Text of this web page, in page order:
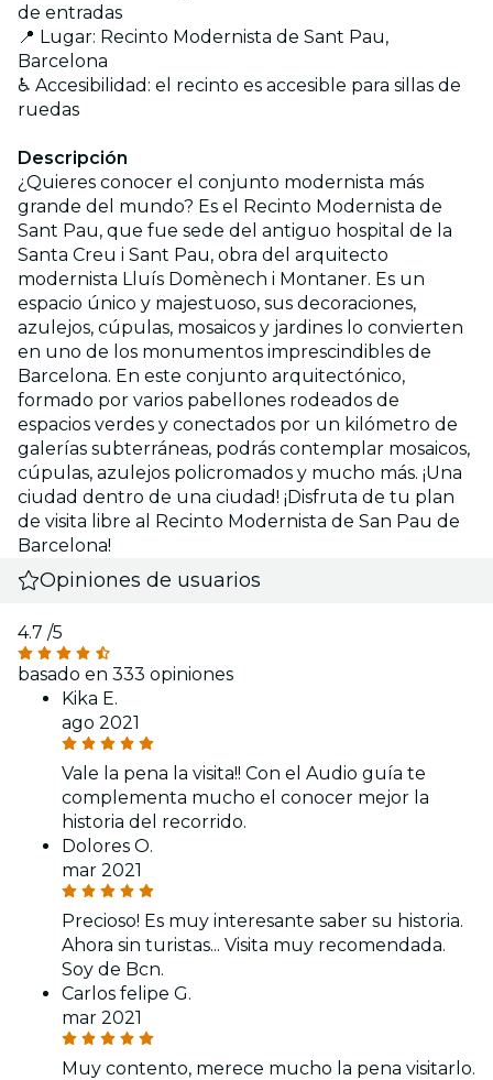
de entradas
📍 Lugar: Recinto Modernista de Sant Pau,
Barcelona
♿ Accesibilidad: el recinto es accesible para sillas de
ruedas
Descripción
¿Quieres conocer el conjunto modernista más
grande del mundo? Es el Recinto Modernista de
Sant Pau, que fue sede del antiguo hospital de la
Santa Creu i Sant Pau, obra del arquitecto
modernista Lluís Domènech i Montaner. Es un
espacio único y majestuoso, sus decoraciones,
azulejos, cúpulas, mosaicos y jardines lo convierten
en uno de los monumentos imprescindibles de
Barcelona. En este conjunto arquitectónico,
formado por varios pabellones rodeados de
espacios verdes y conectados por un kilómetro de
galerías subterráneas, podrás contemplar mosaicos,
cúpulas, azulejos policromados y mucho más. ¡Una
ciudad dentro de una ciudad! ¡Disfruta de tu plan
de visita libre al Recinto Modernista de San Pau de
Barcelona!
Opiniones de usuarios
4.7 /5
basado en 333 opiniones
Kika E.
ago 2021
Vale la pena la visita!! Con el Audio guía te
complementa mucho el conocer mejor la
historia del recorrido.
Dolores O.
mar 2021
Precioso! Es muy interesante saber su historia.
Ahora sin turistas... Visita muy recomendada.
Soy de Bcn.
Carlos felipe G.
mar 2021
Muy contento, merece mucho la pena visitarlo.